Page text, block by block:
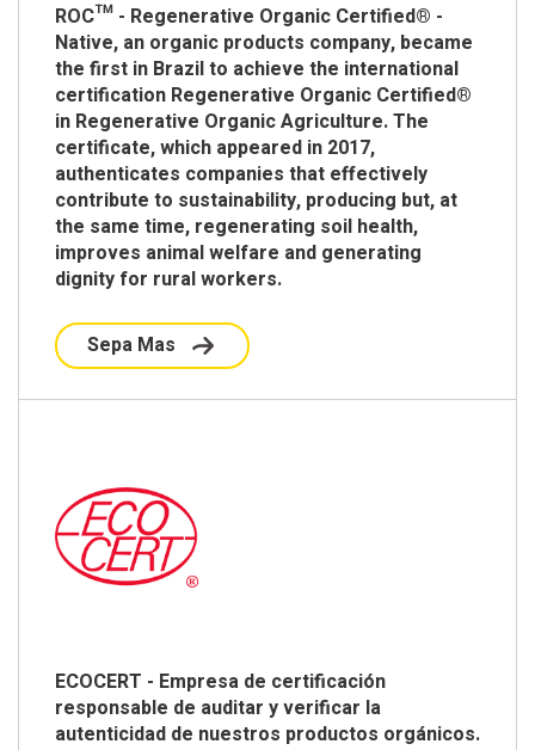
ROC™ - Regenerative Organic Certified® -
Native, an organic products company, became
the first in Brazil to achieve the international
certification Regenerative Organic Certified®
in Regenerative Organic Agriculture. The
certificate, which appeared in 2017,
authenticates companies that effectively
contribute to sustainability, producing but, at
the same time, regenerating soil health,
improves animal welfare and generating
dignity for rural workers.
Sepa Mas
ECOCERT - Empresa de certificación
responsable de auditar y verificar la
autenticidad de nuestros productos orgánicos.